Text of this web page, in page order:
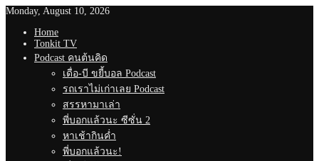
Monday, August 10, 2026
Home
Tonkit TV
Podcast คนต้นคิด
เดื่อ-บี ขยี้บอล Podcast
รถเราไม่เก่าเลย Podcast
สรรหามาเล่า
พี่บอกแล้วนะ ซีซั่น 2
หาเช้ากินค่ำ
พี่บอกแล้วนะ!